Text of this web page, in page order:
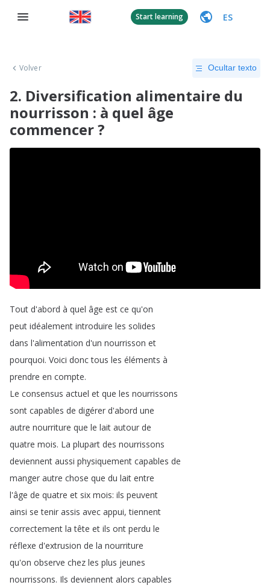
Start learning ES
Volver Ocultar texto
2. Diversification alimentaire du
nourrisson : à quel âge
commencer ?
Tout d'abord à quel âge est ce qu'on
peut idéalement introduire les solides
dans l'alimentation d'un nourrisson et
pourquoi. Voici donc tous les éléments à
prendre en compte.
Le consensus actuel et que les nourrissons
sont capables de digérer d'abord une
autre nourriture que le lait autour de
quatre mois. La plupart des nourrissons
deviennent aussi physiquement capables de
manger autre chose que du lait entre
l'âge de quatre et six mois: ils peuvent
ainsi se tenir assis avec appui,tiennent
correctement la tête et ils ont perdu le
réflexe d'extrusion de la nourriture
qu'on observe chez les plus jeunes
nourrissons. Ils deviennent alors capables